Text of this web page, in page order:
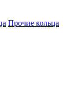
Прочие кольца